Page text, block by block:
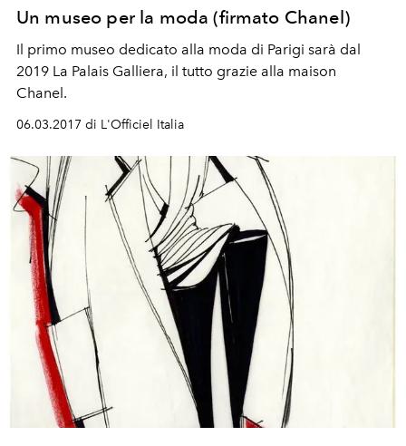
Un museo per la moda (firmato Chanel)
Il primo museo dedicato alla moda di Parigi sarà dal
2019 La Palais Galliera, il tutto grazie alla maison
Chanel.
06.03.2017 di L'Officiel Italia